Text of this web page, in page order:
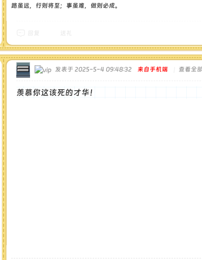
路虽远，行则将至；事虽难，做则必成。
发表于 2025-5-4 09:48:32 来自手机端 查看全
羡慕你这该死的才华！